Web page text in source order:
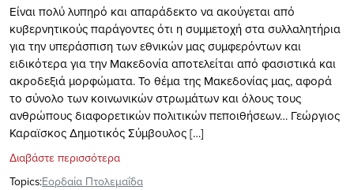
Είναι πολύ λυπηρό και απαράδεκτο να ακούγεται από
κυβερνητικούς παράγοντες ότι η συμμετοχή στα συλλαλητήρια
για την υπεράσπιση των εθνικών μας συμφερόντων και
ειδικότερα για την Μακεδονία αποτελείται από φασιστικά και
ακροδεξιά μορφώματα. Το θέμα της Μακεδονίας μας, αφορά
το σύνολο των κοινωνικών στρωμάτων και όλους τους
ανθρώπους διαφορετικών πολιτικών πεποιθήσεων… Γεώργιος
Καραϊσκος Δημοτικός Σύμβουλος […]
Διαβάστε περισσότερα
Topics:Εορδαία Πτολεμαΐδα